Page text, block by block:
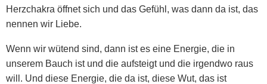
Herzchakra öffnet sich und das Gefühl, was dann da ist, das
nennen wir Liebe.
Wenn wir wütend sind, dann ist es eine Energie, die in
unserem Bauch ist und die aufsteigt und die irgendwo raus
will. Und diese Energie, die da ist, diese Wut, das ist